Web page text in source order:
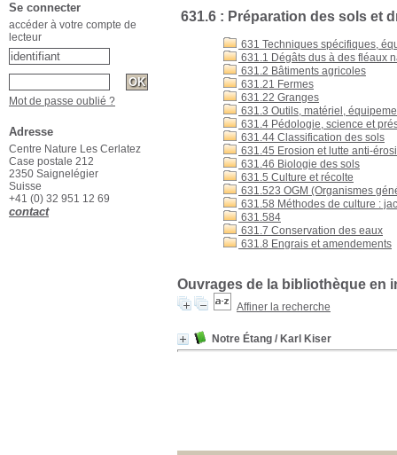
631.6 : Préparation des sols et
631 Techniques spécifiques,
631.1 Dégâts dus à des fléaux
631.2 Bâtiments agricoles
631.21 Fermes
631.22 Granges
631.3 Outils, matériel,
631.4 Pédologie, science et
631.44 Classification des sols
631.45 Erosion et lutte anti-
631.46 Biologie des sols
631.5 Culture et récolte
631.523 OGM (Organismes
631.58 Méthodes de culture :
631.584
631.7 Conservation des eaux
631.8 Engrais et amendements
Ouvrages de la bibliothèque en
Affiner la recherche
Notre Étang / Karl Kiser
Se connecter
accéder à votre compte de
lecteur
Mot de passe oublié ?
Adresse
Centre Nature Les Cerlatez
Case postale 212
2350 Saignelégier
Suisse
+41 (0) 32 951 12 69
contact